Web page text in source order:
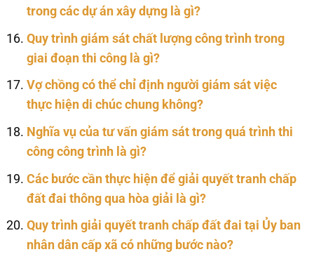
trong các dự án xây dựng là gì?
Quy trình giám sát chất lượng công trình trong
giai đoạn thi công là gì?
Vợ chồng có thể chỉ định người giám sát việc
thực hiện di chúc chung không?
Nghĩa vụ của tư vấn giám sát trong quá trình thi
công công trình là gì?
Các bước cần thực hiện để giải quyết tranh chấp
đất đai thông qua hòa giải là gì?
Quy trình giải quyết tranh chấp đất đai tại Ủy ban
nhân dân cấp xã có những bước nào?